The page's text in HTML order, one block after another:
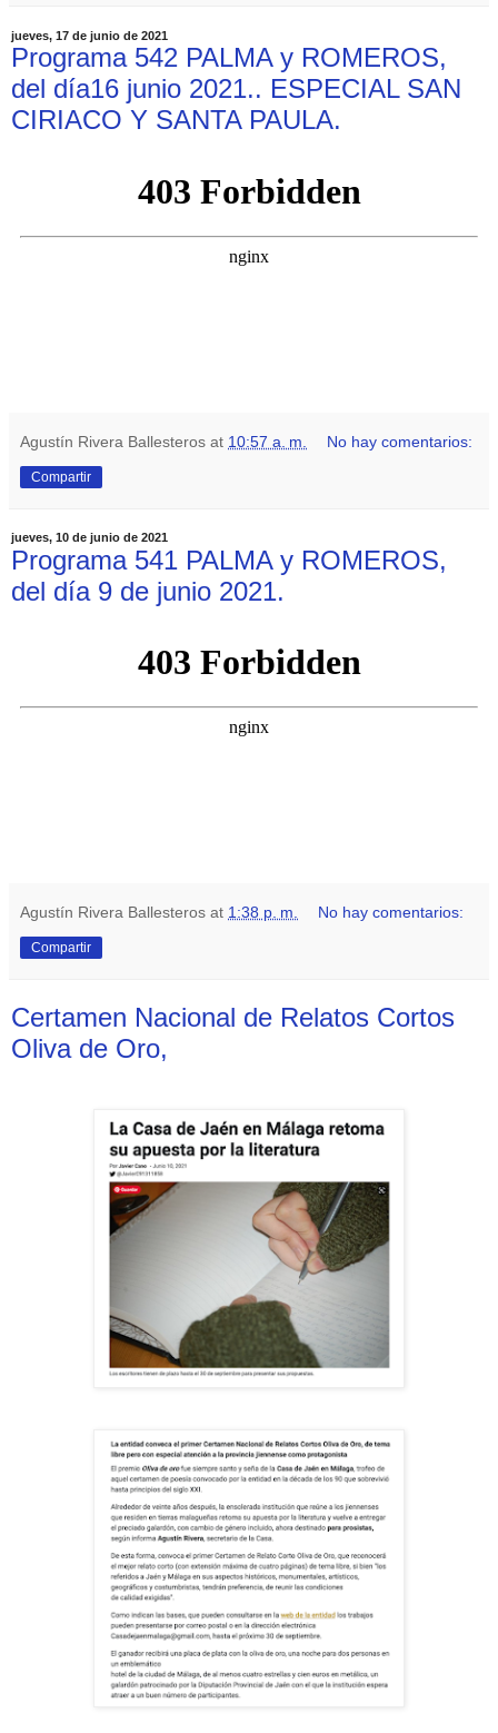
jueves, 17 de junio de 2021
Programa 542 PALMA y ROMEROS,
del día16 junio 2021.. ESPECIAL SAN
CIRIACO Y SANTA PAULA.
Agustín Rivera Ballesteros at 10:57 a. m. No hay comentarios:
Compartir
jueves, 10 de junio de 2021
Programa 541 PALMA y ROMEROS,
del día 9 de junio 2021.
Agustín Rivera Ballesteros at 1:38 p. m. No hay comentarios:
Compartir
Certamen Nacional de Relatos Cortos
Oliva de Oro,